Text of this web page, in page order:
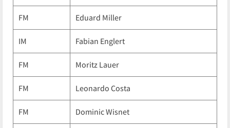
FM Eduard Miller
IM Fabian Englert
FM Moritz Lauer
FM Leonardo Costa
FM Dominic Wisnet